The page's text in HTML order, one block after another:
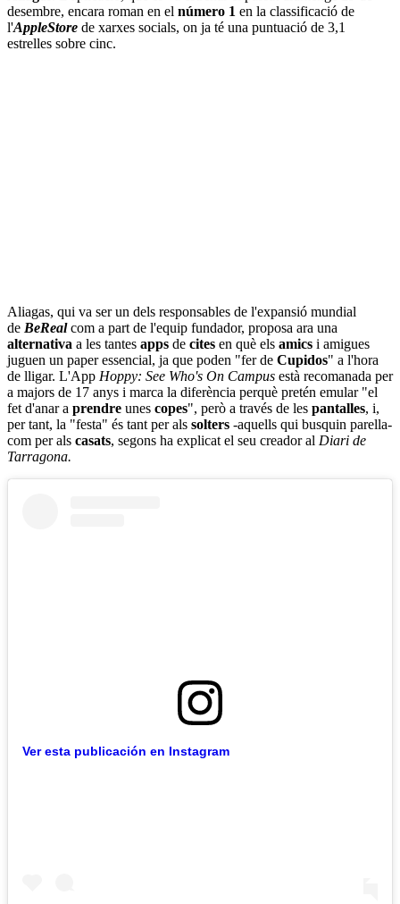
desembre, encara roman en el número 1 en la classificació de
l'AppleStore de xarxes socials, on ja té una puntuació de 3,1
estrelles sobre cinc.
Aliagas, qui va ser un dels responsables de l'expansió mundial
de BeRealcom a part de l'equip fundador, proposa ara una
alternativa a les tantes apps de cites en què els amics i amigues
juguen un paper essencial, ja que poden "fer de Cupidos" a l'hora
de lligar. L'App Hoppy: See Who's On Campus està recomanada per
a majors de 17 anys i marca la diferència perquè pretén emular "el
fet d'anar a prendre unes copes", però a través de les pantalles, i,
per tant, la "festa" és tant per als solters -aquells qui busquin parella-
com per als casats, segons ha explicat el seu creador al Diari de
Tarragona.
Ver esta publicación en Instagram